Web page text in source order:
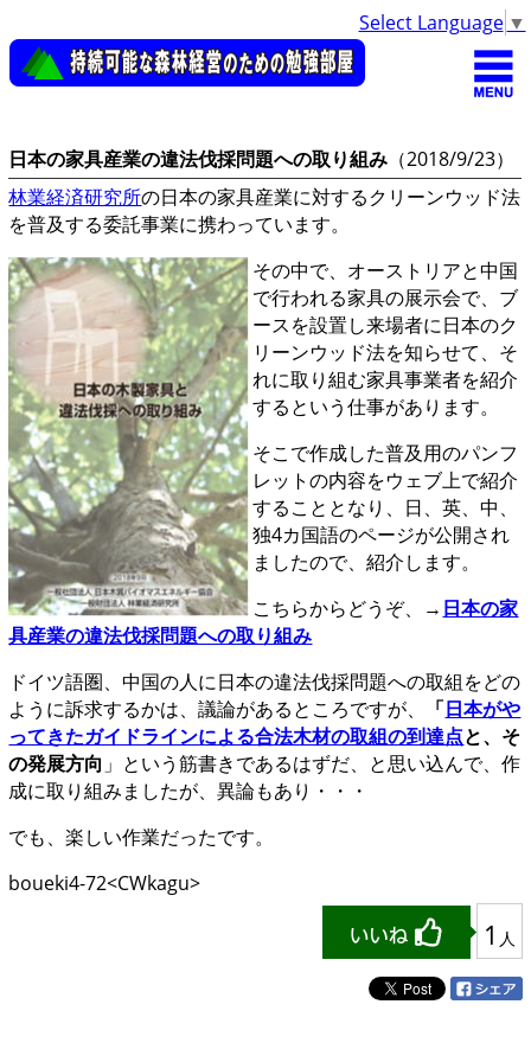
Select Language ▼
日本の家具産業の違法伐採問題への取り組み （2018/9/23）
林業経済研究所の日本の家具産業に対するクリーンウッド法
を普及する委託事業に携わっています。
その中で、オーストリアと中国
で行われる家具の展示会で、ブ
ースを設置し来場者に日本のク
リーンウッド法を知らせて、そ
れに取り組む家具事業者を紹介
するという仕事があります。
そこで作成した普及用のパンフ
レットの内容をウェブ上で紹介
することとなり、日、英、中、
独4カ国語のページが公開され
ましたので、紹介します。
こちらからどうぞ、→ 日本の家
具産業の違法伐採問題への取り組み
ドイツ語圏、中国の人に日本の違法伐採問題への取組をどの
ように訴求するかは、議論があるところですが、
「日本がや
ってきたガイドラインによる合法木材の取組の到達点と、そ
の発展方向 」という筋書きであるはずだ、と思い込んで、作
成に取り組みましたが、異論もあり・・・
でも、楽しい作業だったです。
boueki4-72<CWkagu>
1 人